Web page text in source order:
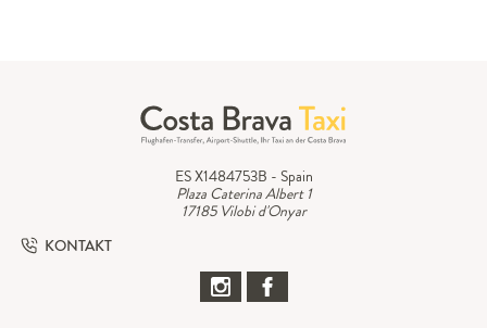
ES X1484753B - Spain
Plaza Caterina Albert 1
17185 Vilobi d'Onyar
KONTAKT